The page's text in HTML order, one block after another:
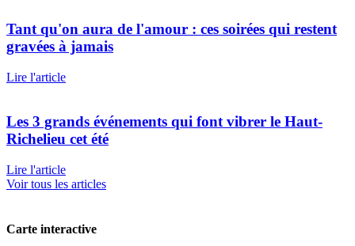
Tant qu'on aura de l'amour : ces soirées qui restent
gravées à jamais
Lire l'article
Les 3 grands événements qui font vibrer le Haut-
Richelieu cet été
Lire l'article
Voir tous les articles
Carte interactive